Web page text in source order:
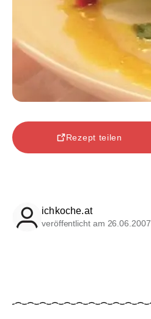
Rezept teilen
ichkoche.at
veröffentlicht am 26.06.2007